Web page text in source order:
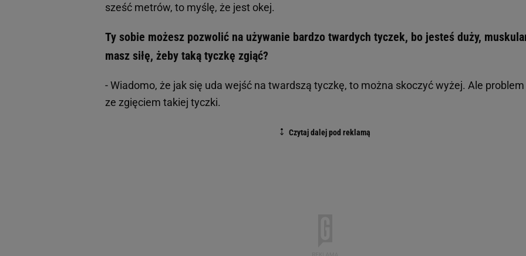
sześć metrów, to myślę, że jest okej.
Ty sobie możesz pozwolić na używanie bardzo twardych tyczek, bo jesteś duży,
masz siłę, żeby taką tyczkę zgiąć?
- Wiadomo, że jak się uda wejść na twardszą tyczkę, to można skoczyć wyżej. Ale
ze zgięciem takiej tyczki.